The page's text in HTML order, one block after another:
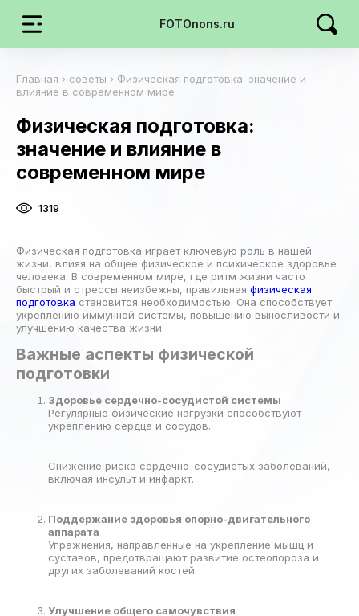
FOTOnons.ru
Главная › советы › Физическая подготовка: значение и
влияние в современном мире
Физическая подготовка:
значение и влияние в
современном мире
1319
Физическая подготовка играет ключевую роль в нашей
жизни, влияя на общее физическое и психическое здоровье
человека. В современном мире, где ритм жизни часто
быстрый и стрессы неизбежны, правильная физическая
подготовка становится необходимостью. Она способствует
укреплению иммунной системы, повышению выносливости и
улучшению качества жизни.
Важные аспекты физической
подготовки
Здоровье сердечно-сосудистой системы
Регулярные физические нагрузки способствуют
укреплению сердца и сосудов.
Снижение риска сердечно-сосудистых заболеваний,
включая инсульт и инфаркт.
Поддержание здоровья опорно-двигательного
аппарата
Упражнения, направленные на укрепление мышц и
суставов, предотвращают развитие остеопороза и
других заболеваний костей.
Улучшение общего самочувствия